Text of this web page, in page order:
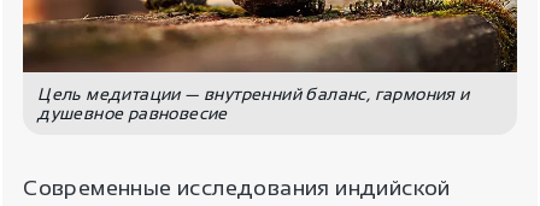
Цель медитации — внутренний баланс, гармония и
душевное равновесие
Современные исследования индийской